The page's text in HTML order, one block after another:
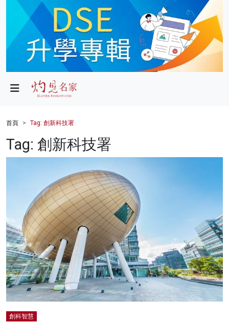
政局
財經
健康
科技
影片
名家榜
灼見活動
關於我們
首頁 Tag: 創新科技署
Tag: 創新科技署
創科智慧